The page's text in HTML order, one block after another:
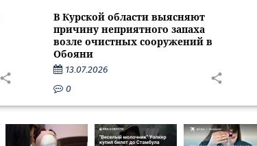
В Курской области выясняют
причину неприятного запаха
возле очистных сооружений в
Обояни
13.07.2026
0